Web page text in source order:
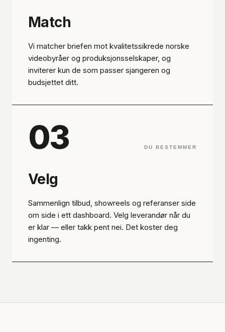
Match
Vi matcher briefen mot kvalitetssikrede norske
videobyråer og produksjonsselskaper, og
inviterer kun de som passer sjangeren og
budsjettet ditt.
03 DU BESTEMMER
Velg
Sammenlign tilbud, showreels og referanser side
om side i ett dashboard. Velg leverandør når du
er klar — eller takk pent nei. Det koster deg
ingenting.